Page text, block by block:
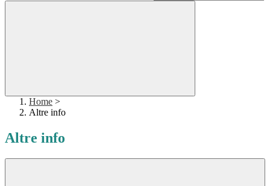
Home >
Altre info
Altre info